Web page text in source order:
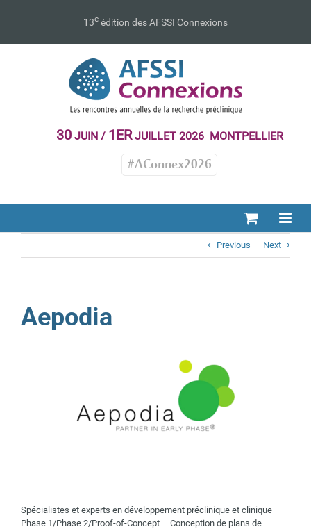
13e édition des AFSSI Connexions
30JUIN / 1ERJUILLET 2026 MONTPELLIER
#AConnex2026
Previous Next
Aepodia
Spécialistes et experts en développement préclinique et clinique
Phase 1/Phase 2/Proof-of-Concept – Conception de plans de